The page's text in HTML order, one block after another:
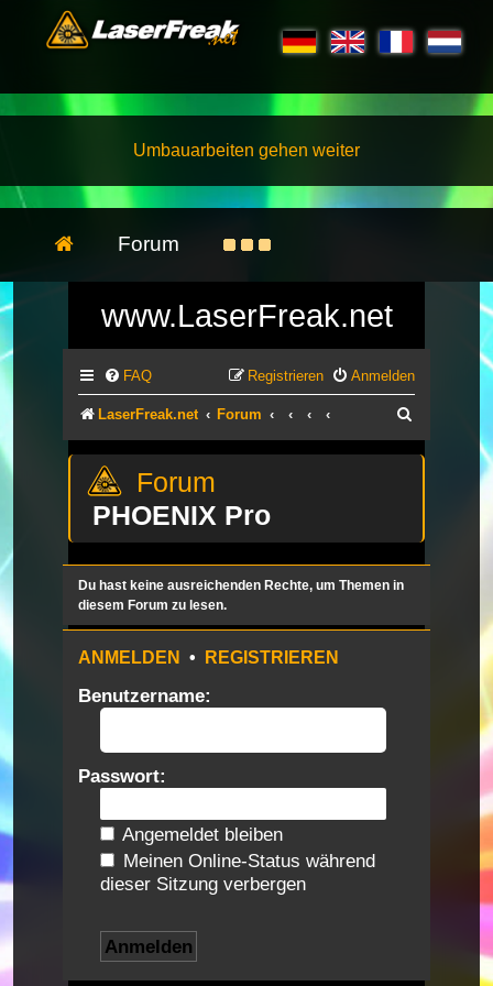
Umbauarbeiten gehen weiter
Forum
www.LaserFreak.net
FAQ Anmelden
Registrieren
LaserFreak.net Forum
PHOENIX Pro
Du hast keine ausreichenden Rechte, um Themen in
diesem Forum zu lesen.
ANMELDEN • REGISTRIEREN
Benutzername:
Passwort:
Angemeldet bleiben
Meinen Online-Status während
dieser Sitzung verbergen